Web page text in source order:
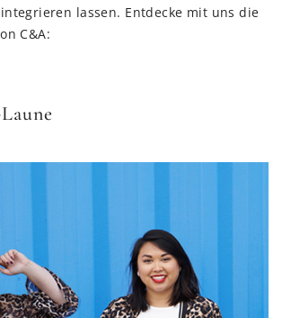
lassen. Entdecke mit uns die
C&A: